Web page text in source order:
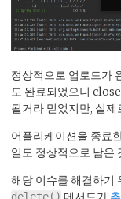
정상적으로 업로드가
도 완료되었으니
될거라 믿었지만, 실제
어플리케이션을 종료
일도 정상적으로 남은
해당 이슈를 해결하기
delete()